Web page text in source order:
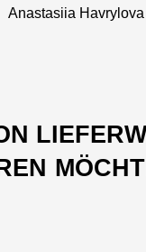
Anastasiia